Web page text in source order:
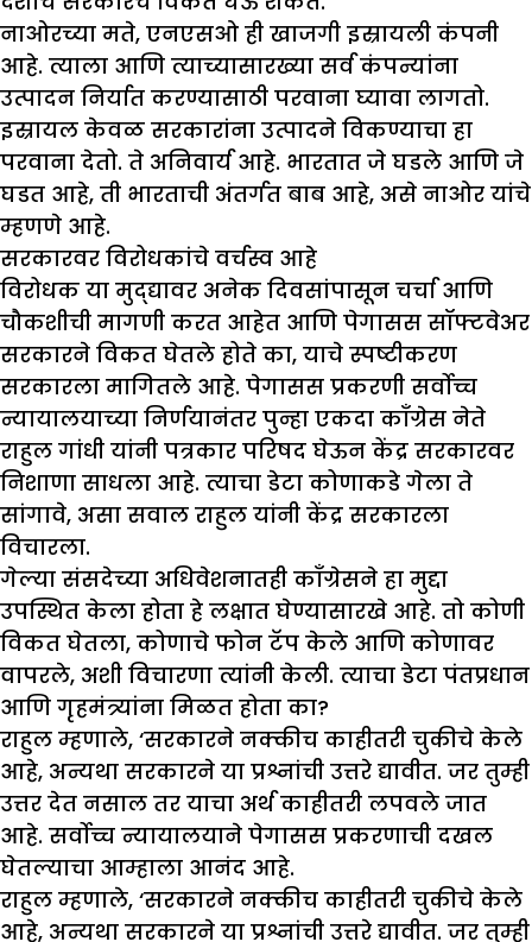
नाओरच्या मते, एनएसओ ही खाजगी इस्रायली कंपनी
आहे. त्याला आणि त्याच्यासारख्या सर्व कंपन्यांना
उत्पादन निर्यात करण्यासाठी परवाना घ्यावा लागतो.
इस्रायल केवळ सरकारांना उत्पादने विकण्याचा हा
परवाना देतो. ते अनिवार्य आहे. भारतात जे घडले आणि जे
घडत आहे, ती भारताची अंतर्गत बाब आहे, असे नाओर यांचे
म्हणणे आहे.
सरकारवर विरोधकांचे वर्चस्व आहे
विरोधक या मुद्द्यावर अनेक दिवसांपासून चर्चा आणि
चौकशीची मागणी करत आहेत आणि पेगासस सॉफ्टवेअर
सरकारने विकत घेतले होते का, याचे स्पष्टीकरण
सरकारला मागितले आहे. पेगासस प्रकरणी सर्वोच्च
न्यायालयाच्या निर्णयानंतर पुन्हा एकदा काँग्रेस नेते
राहुल गांधी यांनी पत्रकार परिषद घेऊन केंद्र सरकारवर
निशाणा साधला आहे. त्याचा डेटा कोणाकडे गेला ते
सांगावे, असा सवाल राहुल यांनी केंद्र सरकारला
विचारला.
गेल्या संसदेच्या अधिवेशनातही काँग्रेसने हा मुद्दा
उपस्थित केला होता हे लक्षात घेण्यासारखे आहे. तो कोणी
विकत घेतला, कोणाचे फोन टॅप केले आणि कोणावर
वापरले, अशी विचारणा त्यांनी केली. त्याचा डेटा पंतप्रधान
आणि गृहमंत्र्यांना मिळत होता का?
राहुल म्हणाले, ‘सरकारने नक्कीच काहीतरी चुकीचे केले
आहे, अन्यथा सरकारने या प्रश्नांची उत्तरे द्यावीत. जर तुम्ही
उत्तर देत नसाल तर याचा अर्थ काहीतरी लपवले जात
आहे. सर्वोच्च न्यायालयाने पेगासस प्रकरणाची दखल
घेतल्याचा आम्हाला आनंद आहे.
राहुल म्हणाले, ‘सरकारने नक्कीच काहीतरी चुकीचे केले
आहे, अन्यथा सरकारने या प्रश्नांची उत्तरे द्यावीत. जर तुम्ही